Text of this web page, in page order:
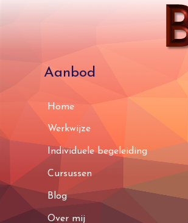
Aanbod
Home
Werkwijze
Individuele begeleiding
Cursussen
Blog
Over mij